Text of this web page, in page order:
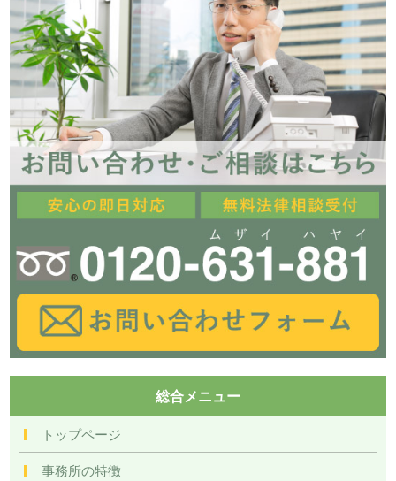
総合メニュー
トップページ
事務所の特徴